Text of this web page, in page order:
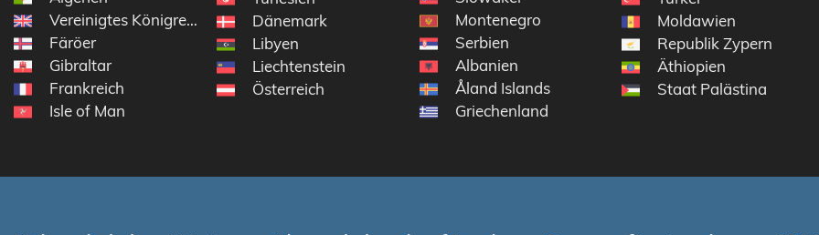
Vereinigtes Königreich
Färöer
Gibraltar
Frankreich
Isle of Man
Dänemark
Libyen
Liechtenstein
Österreich
Montenegro
Serbien
Albanien
Åland Islands
Griechenland
Moldawien
Republik Zypern
Äthiopien
Staat Palästina